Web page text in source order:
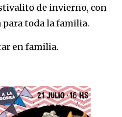
de invierno, con
toda la familia.
en familia.